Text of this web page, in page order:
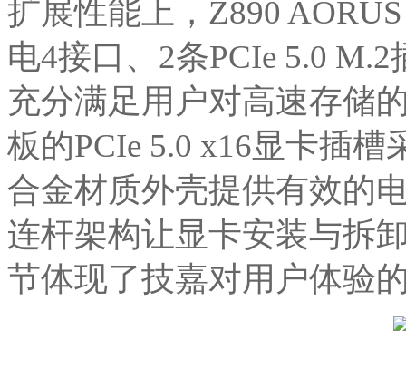
扩展性能上，Z890
电4接口、2条PCIe 5.0
充分满足用户对高速存储
板的PCIe 5.0 x16显卡插
合金材质外壳提供有效的
连杆架构让显卡安装与拆
节体现了技嘉对用户体验